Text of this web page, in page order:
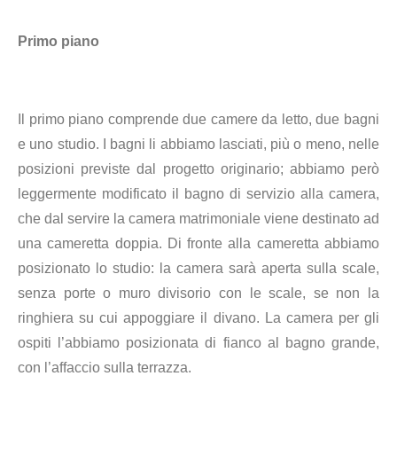
Primo piano
Il primo piano comprende due camere da letto, due bagni
e uno studio. I bagni li abbiamo lasciati, più o meno, nelle
posizioni previste dal progetto originario; abbiamo però
leggermente modificato il bagno di servizio alla camera,
che dal servire la camera matrimoniale viene destinato ad
una cameretta doppia. Di fronte alla cameretta abbiamo
posizionato lo studio: la camera sarà aperta sulla scale,
senza porte o muro divisorio con le scale, se non la
ringhiera su cui appoggiare il divano. La camera per gli
ospiti l’abbiamo posizionata di fianco al bagno grande,
con l’affaccio sulla terrazza.